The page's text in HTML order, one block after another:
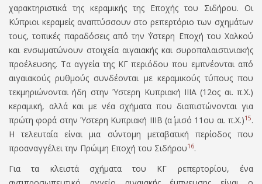
χαρακτηριστικά της κεραμικής της Εποχής του Σιδήρου. Οι
Κύπριοι κεραμείς αναπτύσσουν στο ρεπερτόριο των σχημάτων
τους, τοπικές παραδόσεις από την ΄Υστερη Εποχή του Χαλκού
και ενσωματώνουν στοιχεία αιγαιακής και συροπαλαιστινιακής
προέλευσης. Τα αγγεία της ΚΓ περιόδου που εμπνέονται από
αιγαιακούς ρυθμούς συνδέονται με κεραμικούς τύπους που
τεκμηριώνονται ήδη στην Ύστερη Κυπριακή ΙΙΙΑ (12ος αι. π.Χ.)
κεραμική, αλλά και με νέα σχήματα που διαπιστώνονται για
πρώτη φορά στην Ύστερη Κυπριακή ΙΙΙΒ (α΄ μισό 11ου αι. π.Χ.)15.
Η τελευταία είναι μια σύντομη μεταβατική περίοδος που
προαναγγέλει την Πρώιμη Εποχή του Σιδήρου16.
Για τα κλειστά σχήματα του ΚΓ ρεπερτορίου, ένα